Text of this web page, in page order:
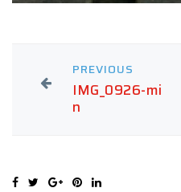
PREVIOUS
IMG_0926-mi
n